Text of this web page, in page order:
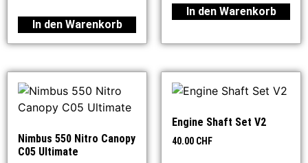
In den Warenkorb
In den Warenkorb
Nimbus 550 Nitro Canopy
C05 Ultimate
Engine Shaft Set V2
40.00 CHF